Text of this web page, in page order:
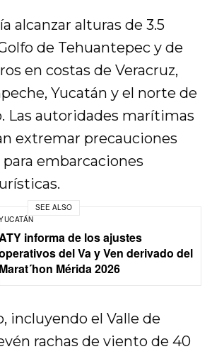
alcanzar alturas de 3.5
de Tehuantepec y de
en costas de Veracruz,
Yucatán y el norte de
Las autoridades marítimas
extremar precauciones
embarcaciones
SEE ALSO
informa de los ajustes
del Va y Ven derivado del
Marat´hon Mérida 2026
incluyendo el Valle de
rachas de viento de 40